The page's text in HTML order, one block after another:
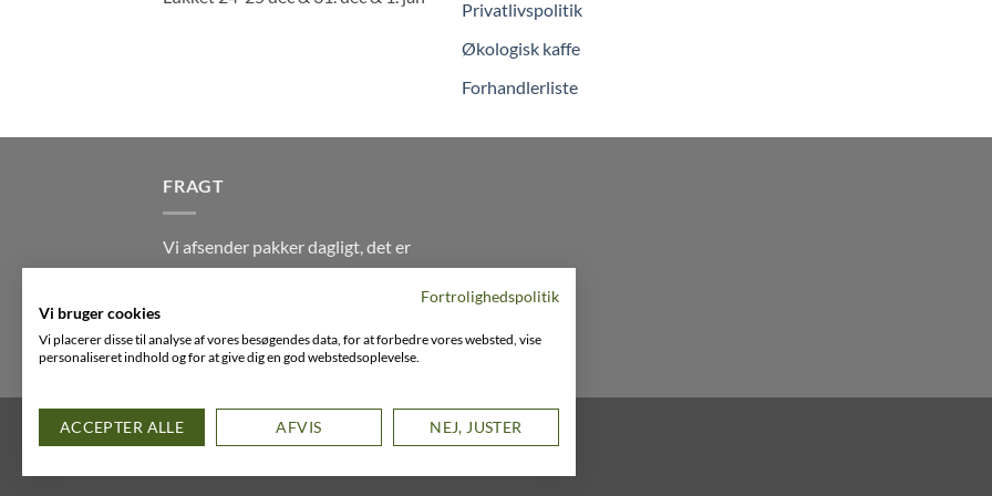
Privatlivspolitik
Økologisk kaffe
Forhandlerliste
FRAGT
Vi afsender pakker dagligt, det er
din garanti for stabil levering
ordre over DKK395
FACEBOOK INSTAGRAM
Fortrolighedspolitik
Vi bruger cookies
Vi placerer disse til analyse af vores besøgendes data, for at forbedre vores websted, vise
personaliseret indhold og for at give dig en god webstedsoplevelse.
ACCEPTER ALLE AFVIS NEJ, JUSTER